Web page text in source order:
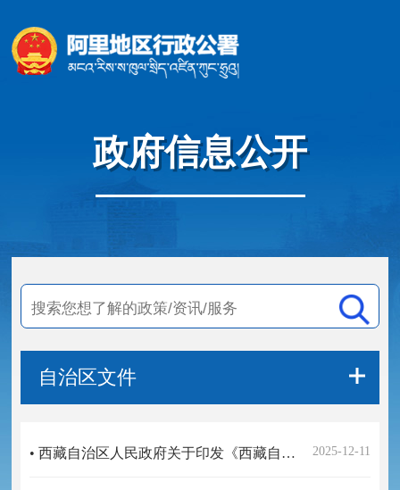
政府信息公开
自治区文件
2025-12-11
• 西藏自治区人民政府关于印发《西藏自治区劳模待遇规定（试行）》的通知